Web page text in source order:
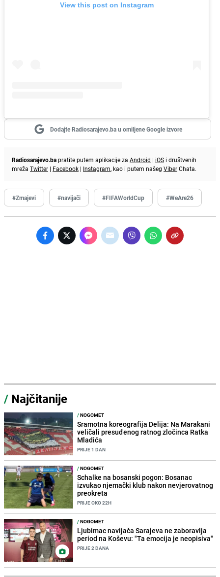
View this post on Instagram
Dodajte Radiosarajevo.ba u omiljene Google izvore
Radiosarajevo.bapratite putem aplikacije za Android | iOS i društvenih
mreža Twitter | Facebook | Instagram, kao i putem našeg ViberChata.
#Zmajevi #navijači #FIFAWorldCup #WeAre26
/ Najčitanije
/NOGOMET
Sramotna koreografija Delija: Na Marakani
veličali presuđenog ratnog zločinca Ratka
Mladića
PRIJE 1 DAN
/NOGOMET
Schalke na bosanski pogon: Bosanac
izvukao njemački klub nakon nevjerovatnog
preokreta
PRIJE OKO 22H
/NOGOMET
Ljubimac navijača Sarajeva ne zaboravlja
period na Koševu: "Ta emocija je neopisiva"
PRIJE 2 DANA